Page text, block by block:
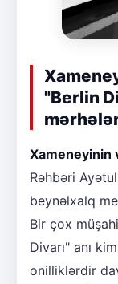
"Berlin
Xameneyinin
Rəhbəri
beynəlxalq
Bir çox
Divarı" anı
onilliklərdir